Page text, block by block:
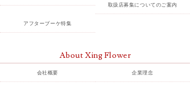
取扱店募集についてのご案内
アフターブーケ特集
About Xing Flower
会社概要 企業理念